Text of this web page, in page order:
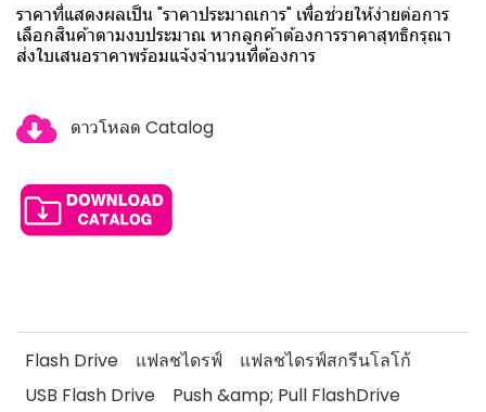
ราคาที่แสดงผลเป็น "ราคาประมาณการ" เพื่อช่วยให้ง่ายต่อการ
เลือกสินค้าตามงบประมาณ หากลูกค้าต้องการราคาสุทธิกรุณา
ส่งใบเสนอราคาพร้อมแจ้งจำนวนที่ต้องการ
ดาวโหลด Catalog
Flash Drive แฟลชไดรฟ์
แฟลชไดรฟ์สกรีนโลโก้
USB Flash Drive
Push &amp; Pull FlashDrive